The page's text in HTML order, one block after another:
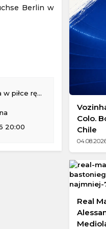
Berlin w
ręcznej
20:00
Colo.
Chile
Real